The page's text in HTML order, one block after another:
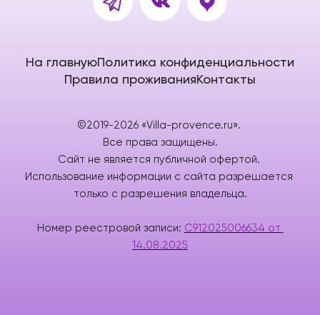
На главнуюПолитика конфиденциальности
Правила проживанияКонтакты
©2019-2026 «Villa-provence.ru».
Все права защищены.
Сайт не является публичной офертой.
Использование информации с сайта разрешается
только с разрешения владельца.
Номер реестровой записи: C912025006634 от
14.08.2025